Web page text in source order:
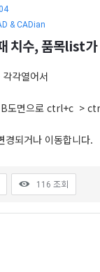
& CADian
치수, 품목list
각열어서
B도면으로 ctrl+c >
되거나 이동합니다.
116 조회